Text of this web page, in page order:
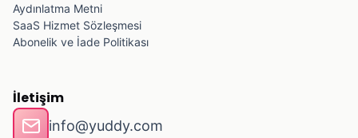
Aydınlatma Metni
SaaS Hizmet Sözleşmesi
Abonelik ve İade Politikası
İletişim
info@yuddy.com